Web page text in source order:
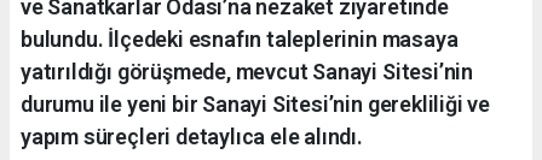
ve Sanatkarlar Odası’na nezaket ziyaretinde
bulundu. İlçedeki esnafın taleplerinin masaya
yatırıldığı görüşmede, mevcut Sanayi Sitesi’nin
durumu ile yeni bir Sanayi Sitesi’nin gerekliliği ve
yapım süreçleri detaylıca ele alındı.